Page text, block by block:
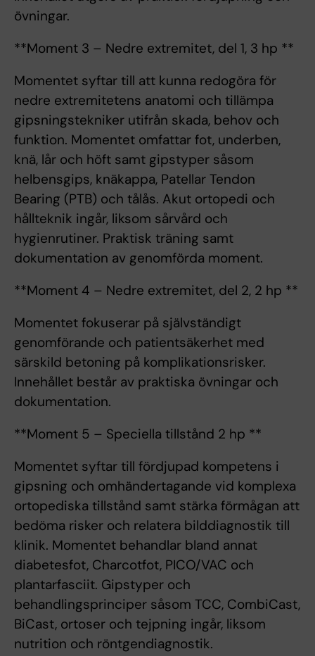
övningar.
**Moment 3 – Nedre extremitet, del 1, 3 hp **
Momentet syftar till att kunna redogöra för
nedre extremitetens anatomi och tillämpa
gipsningstekniker utifrån skada, behov och
funktion. Momentet omfattar fot, underben,
knä, lår och höft samt gipstyper såsom
helbensgips, knäkappa, Patellar Tendon
Bearing (PTB) och tålås. Akut ortopedi och
hållteknik ingår, liksom sårvård och
hygienrutiner. Praktisk träning samt
dokumentation av genomförda moment.
**Moment 4 – Nedre extremitet, del 2, 2 hp **
Momentet fokuserar på självständigt
genomförande och patientsäkerhet med
särskild betoning på komplikationsrisker.
Innehållet består av praktiska övningar och
dokumentation.
**Moment 5 – Speciella tillstånd 2 hp **
Momentet syftar till fördjupad kompetens i
gipsning och omhändertagande vid komplexa
ortopediska tillstånd samt stärka förmågan att
bedöma risker och relatera bilddiagnostik till
klinik. Momentet behandlar bland annat
diabetesfot, Charcotfot, PICO/VAC och
plantarfasciit. Gipstyper och
behandlingsprinciper såsom TCC, CombiCast,
BiCast, ortoser och tejpning ingår, liksom
nutrition och röntgendiagnostik.